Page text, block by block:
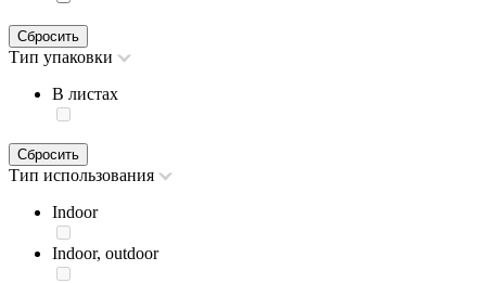
Сбросить
Тип упаковки
В листах
Сбросить
Тип использования
Indoor
Indoor, outdoor